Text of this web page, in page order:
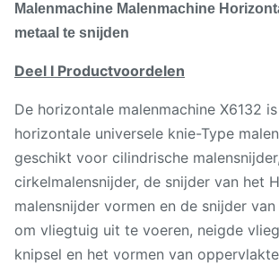
Malenmachine Malenmachine
metaal te snijden
Deel I Productvoordelen
De horizontale malenmachine X6132
horizontale universele knie-Type
geschikt voor cilindrische malensnijder,
cirkelmalensnijder, de snijder van het
malensnijder vormen en de snijder
om vliegtuig uit te voeren, neigde
knipsel en het vormen van